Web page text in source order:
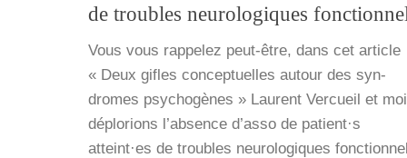
de troubles neurologiques
Vous vous rap­pe­lez peut-être, dans cet article
« Deux gifles concep­tuelles autour des syn­
dromes psy­cho­gènes » Laurent Ver­cueil et moi
déplo­rions l’ab­sence d’as­so de patient·s
atteint·es de troubles neu­ro­lo­giques